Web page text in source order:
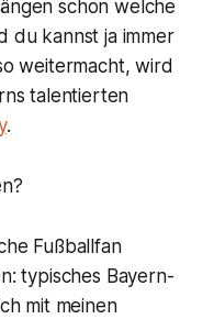
schon welche
du kannst ja immer
weitermacht, wird
talentierten
.
Fußballfan
typisches Bayern-
mit meinen